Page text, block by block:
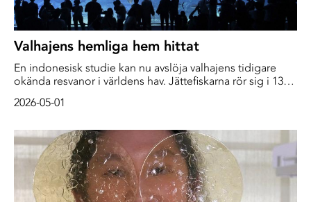
Valhajens hemliga hem hittat
En indonesisk studie kan nu avslöja valhajens tidigare
okända resvanor i världens hav. Jättefiskarna rör sig i 13
som hem för dem”.
2026-05-01